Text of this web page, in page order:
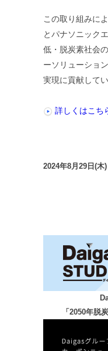
この取り組みに
とパナソニック
低・脱炭素社会
ーソリューショ
実現に貢献してい
詳しくはこち
2024年8月29日(木)
「2050年脱